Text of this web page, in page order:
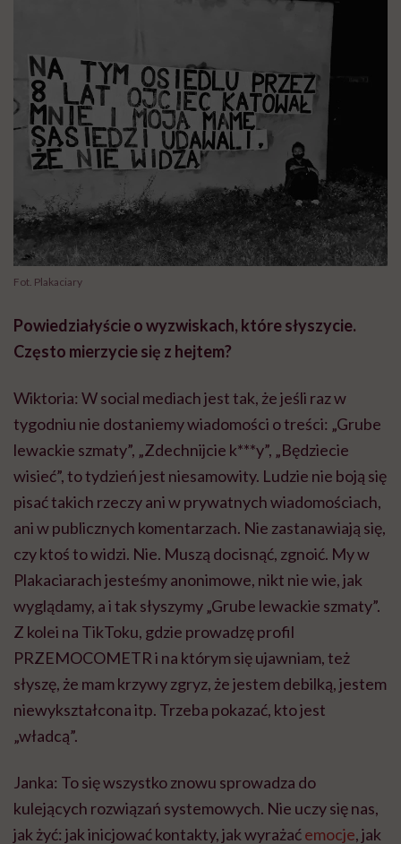
Fot. Plakaciary
Powiedziałyście o wyzwiskach, które słyszycie.
Często mierzycie się z hejtem?
Wiktoria: W social mediach jest tak, że jeśli raz w
tygodniu nie dostaniemy wiadomości o treści: „Grube
lewackie szmaty”, „Zdechnijcie k***y”, „Będziecie
wisieć”, to tydzień jest niesamowity. Ludzie nie boją się
pisać takich rzeczy ani w prywatnych wiadomościach,
ani w publicznych komentarzach. Nie zastanawiają się,
czy ktoś to widzi. Nie. Muszą docisnąć, zgnoić. My w
Plakaciarachjesteśmy anonimowe, nikt nie wie, jak
wyglądamy, a i tak słyszymy „Grube lewackie szmaty”.
Z kolei na TikToku, gdzie prowadzę profil
PRZEMOCOMETRi na którym się ujawniam, też
słyszę, że mam krzywy zgryz, że jestem debilką, jestem
niewykształcona itp. Trzeba pokazać, kto jest
„władcą”.
Janka: To się wszystko znowu sprowadza do
kulejących rozwiązań systemowych. Nie uczy się nas,
jak żyć: jak inicjować kontakty, jak wyrażaćemocje, jak